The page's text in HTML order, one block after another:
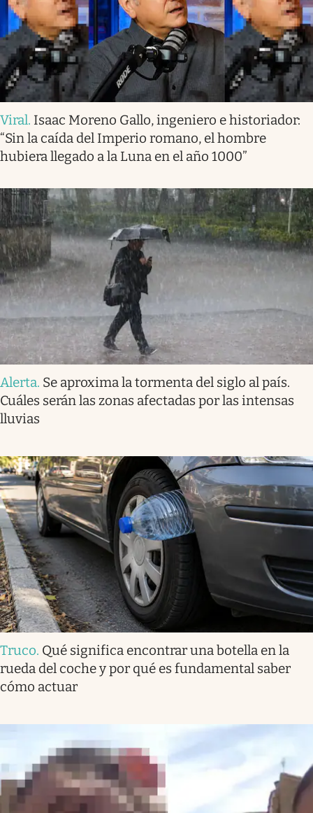
Viral. Isaac Moreno Gallo, ingeniero e historiador:
“Sin la caída del Imperio romano, el hombre
hubiera llegado a la Luna en el año 1000”
Alerta. Se aproxima la tormenta del siglo al país.
Cuáles serán las zonas afectadas por las intensas
lluvias
Truco. Qué significa encontrar una botella en la
rueda del coche y por qué es fundamental saber
cómo actuar